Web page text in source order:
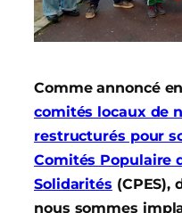
Comme annoncé
comités locaux de
restructurés pour
Comités Populaire
Solidarités (CPES),
nous sommes